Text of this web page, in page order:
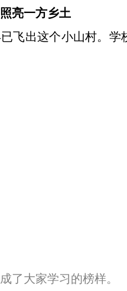
亮一方乡土
飞出这个小山村。
了大家学习的榜样。